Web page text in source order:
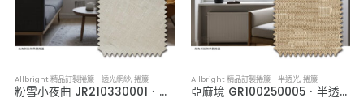
Allbright 精品訂製捲簾 透光網紗,捲簾
粉雪小夜曲 JR210330001．透光網紗捲簾
Allbright 精品訂製捲簾 半透光,捲簾
亞麻境 GR100250005．半透光捲簾